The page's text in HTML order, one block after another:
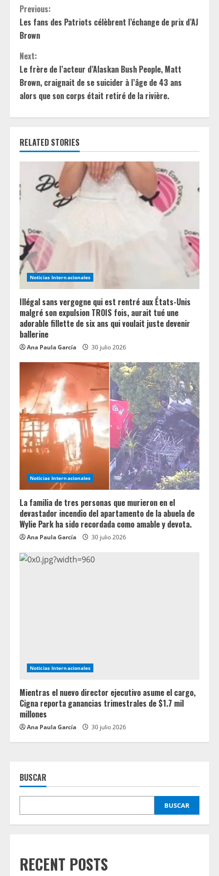
C
o
n
t
i
n
u
e
e
d
i
n
g
Previous:
Les fans des Patriots célèbrent l’échange de prix d’AJ
Brown
Next:
Le frère de l’acteur d’Alaskan Bush People, Matt
Brown, craignait de se suicider à l’âge de 43 ans
alors que son corps était retiré de la rivière.
RELATED STORIES
Noticias Internacionales
Illégal sans vergogne qui est rentré aux États-Unis
malgré son expulsion TROIS fois, aurait tué une
adorable fillette de six ans qui voulait juste devenir
ballerine
Ana Paula García 30 julio 2026
Noticias Internacionales
La familia de tres personas que murieron en el
devastador incendio del apartamento de la abuela de
Wylie Park ha sido recordada como amable y devota.
Ana Paula García 30 julio 2026
Noticias Internacionales
Mientras el nuevo director ejecutivo asume el cargo,
Cigna reporta ganancias trimestrales de $1.7 mil
millones
Ana Paula García 30 julio 2026
BUSCAR
BUSCAR
RECENT POSTS